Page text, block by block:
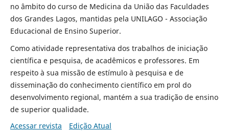
no âmbito do curso de Medicina da União das Faculdades
dos Grandes Lagos, mantidas pela UNILAGO - Associação
Educacional de Ensino Superior.
Como atividade representativa dos trabalhos de iniciação
científica e pesquisa, de acadêmicos e professores. Em
respeito à sua missão de estímulo à pesquisa e de
disseminação do conhecimento científico em prol do
desenvolvimento regional, mantém a sua tradição de ensino
de superior qualidade.
Acessar revista
Edição Atual